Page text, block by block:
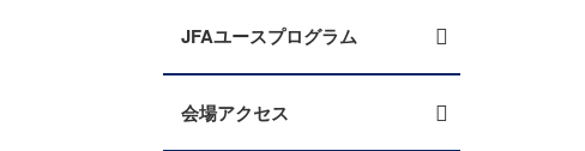
JFAユースプログラム
会場アクセス